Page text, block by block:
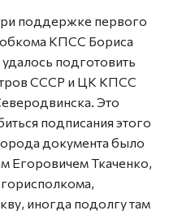
поддержке первого
обкома КПСС Бориса
подготовить
СССР и ЦК КПСС
Это
подписания этого
документа было
Егоровичем Ткаченко,
иногда подолгу там